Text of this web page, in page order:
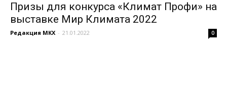
Призы для конкурса «Климат Профи» на
выставке Мир Климата 2022
Редакция МКХ - 21.01.2022 0